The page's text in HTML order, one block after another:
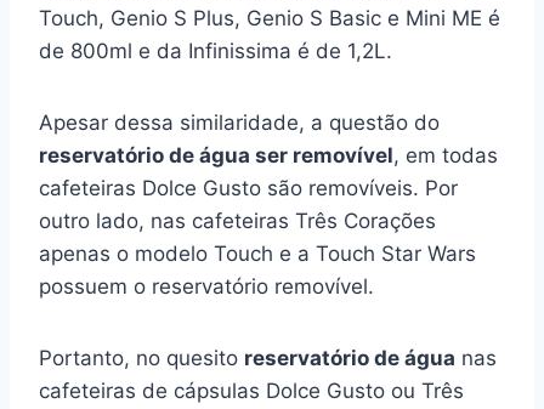
Touch, Genio S Plus, Genio S Basic e Mini ME é
de 800ml e da Infinissima é de 1,2L.
Apesar dessa similaridade, a questão do
reservatório de água ser removível, em todas
cafeteiras Dolce Gusto são removíveis. Por
outro lado, nas cafeteiras Três Corações
apenas o modelo Touch e a Touch Star Wars
possuem o reservatório removível.
Portanto, no quesito reservatório de água nas
cafeteiras de cápsulas Dolce Gusto ou Três